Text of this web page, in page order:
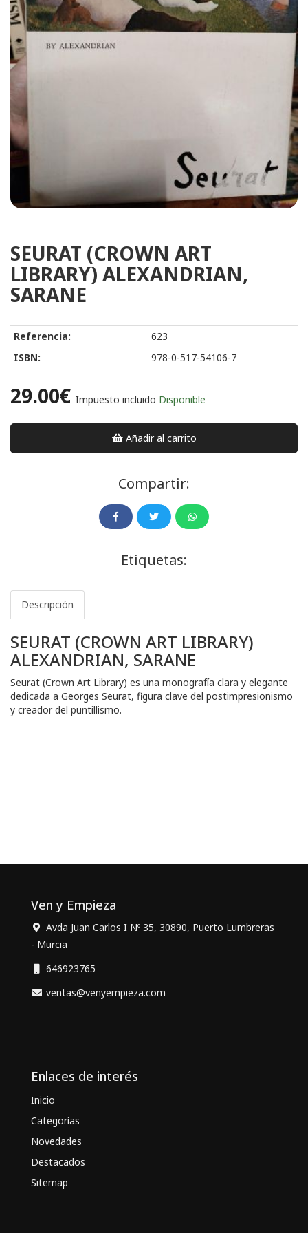
SEURAT (CROWN ART
LIBRARY) ALEXANDRIAN,
SARANE
Referencia:
623
ISBN:
978-0-517-54106-7
29.00€ Impuesto incluido Disponible
Añadir al carrito
Compartir:
Etiquetas:
Descripción
SEURAT (CROWN ART LIBRARY)
ALEXANDRIAN, SARANE
Seurat (Crown Art Library) es una monografía clara y elegante
dedicada a Georges Seurat, figura clave del postimpresionismo
y creador del puntillismo.
Ven y Empieza
Avda Juan Carlos I Nº 35, 30890, Puerto Lumbreras
- Murcia
646923765
ventas@venyempieza.com
Enlaces de interés
Inicio
Categorías
Novedades
Destacados
Sitemap